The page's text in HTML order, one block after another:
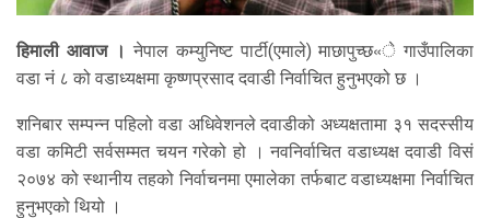
हिमाली आवाज । नेपाल कम्युनिष्ट पार्टी(एमाले) माछापुच्छ«े गाउँपालिका
वडा नं ८ को वडाध्यक्षमा कृष्णप्रसाद दवाडी निर्वाचित हुनुभएको छ ।
शनिबार सम्पन्न पहिलो वडा अधिवेशनले दवाडीको अध्यक्षतामा ३१ सदस्सीय
वडा कमिटी सर्वसम्मत चयन गरेको हो । नवनिर्वाचित वडाध्यक्ष दवाडी विसं
२०७४ को स्थानीय तहको निर्वाचनमा एमालेका तर्फबाट वडाध्यक्षमा निर्वाचित
हुनुभएको थियो ।